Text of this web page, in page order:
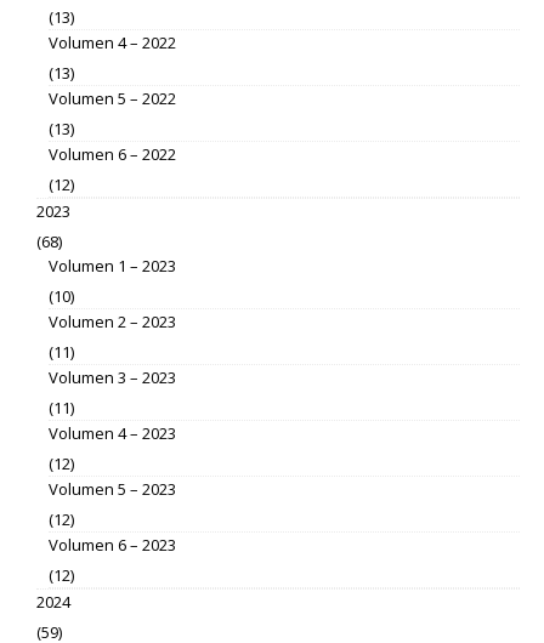
(13)
Volumen 4 – 2022
(13)
Volumen 5 – 2022
(13)
Volumen 6 – 2022
(12)
2023
(68)
Volumen 1 – 2023
(10)
Volumen 2 – 2023
(11)
Volumen 3 – 2023
(11)
Volumen 4 – 2023
(12)
Volumen 5 – 2023
(12)
Volumen 6 – 2023
(12)
2024
(59)